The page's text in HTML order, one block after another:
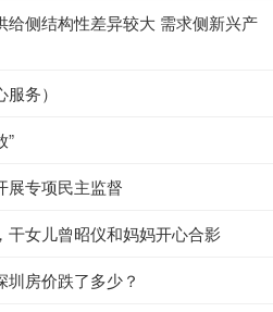
侧结构性差异较大 需求侧新兴产
务）
”
展专项民主监督
女儿曾昭仪和妈妈开心合影
房价跌了多少？